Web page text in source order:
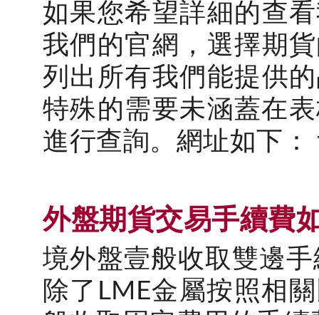
如果您希望詳細的查
我們的官網，選擇期
列出所有我們能提供
特殊的需要未涵蓋在
進行查詢。網址如下
外盤期貨交易手續費
境外盤壹般收取雙邊
除了LME金屬按照相